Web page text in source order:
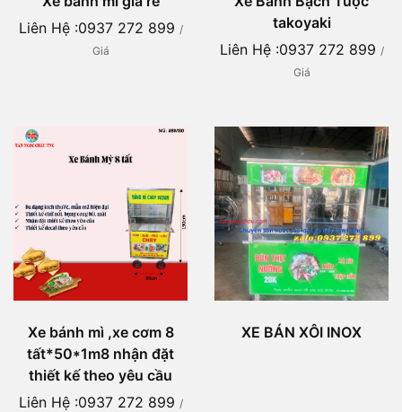
Liên Hệ :0937 272 899 /
Giá
takoyaki
Liên Hệ :0937 272 899 /
Giá
Xe bánh mì ,xe cơm 8
tất*50*1m8 nhận đặt
thiết kế theo yêu cầu
Liên Hệ :0937 272 899 /
XE BÁN XÔI INOX